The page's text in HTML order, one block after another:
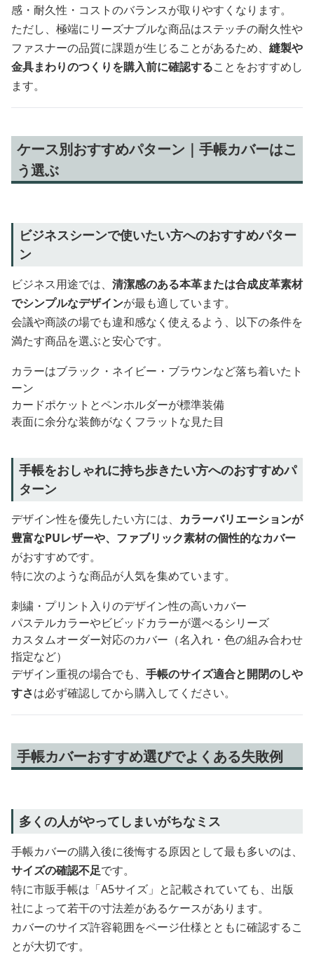
感・耐久性・コストのバランスが取りやすくなります。
ただし、極端にリーズナブルな商品はステッチの耐久性や
ファスナーの品質に課題が生じることがあるため、 縫製や
金具まわりのつくりを購入前に確認することをおすすめし
ます。
ケース別おすすめパターン｜手帳カバーはこ
う選ぶ
ビジネスシーンで使いたい方へのおすすめパター
ン
ビジネス用途では、 清潔感のある本革または合成皮革素材
でシンプルなデザインが最も適しています。
会議や商談の場でも違和感なく使えるよう、以下の条件を
満たす商品を選ぶと安心です。
カラーはブラック・ネイビー・ブラウンなど落ち着いたト
ーン
カードポケットとペンホルダーが標準装備
表面に余分な装飾がなくフラットな見た目
手帳をおしゃれに持ち歩きたい方へのおすすめパ
ターン
デザイン性を優先したい方には、 カラーバリエーションが
豊富なPUレザーや、ファブリック素材の個性的なカバー
がおすすめです。
特に次のような商品が人気を集めています。
刺繍・プリント入りのデザイン性の高いカバー
パステルカラーやビビッドカラーが選べるシリーズ
カスタムオーダー対応のカバー（名入れ・色の組み合わせ
指定など）
デザイン重視の場合でも、 手帳のサイズ適合と開閉のしや
すさは必ず確認してから購入してください。
手帳カバーおすすめ選びでよくある失敗例
多くの人がやってしまいがちなミス
手帳カバーの購入後に後悔する原因として最も多いのは、
サイズの確認不足です。
特に市販手帳は「A5サイズ」と記載されていても、出版
社によって若干の寸法差があるケースがあります。
カバーのサイズ許容範囲をページ仕様とともに確認するこ
とが大切です。